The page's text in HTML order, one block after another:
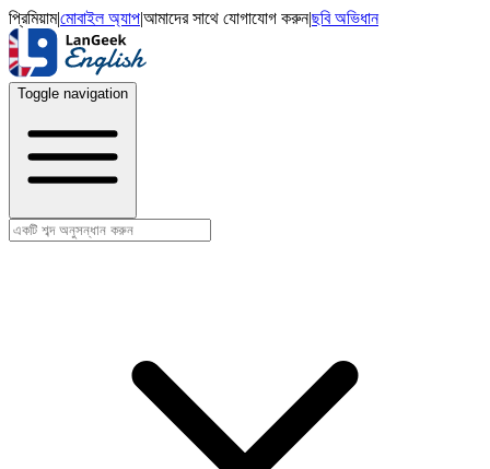
প্রিমিয়াম|মোবাইল অ্যাপ|আমাদের সাথে যোগাযোগ করুন|ছবি অভিধান
Toggle navigation